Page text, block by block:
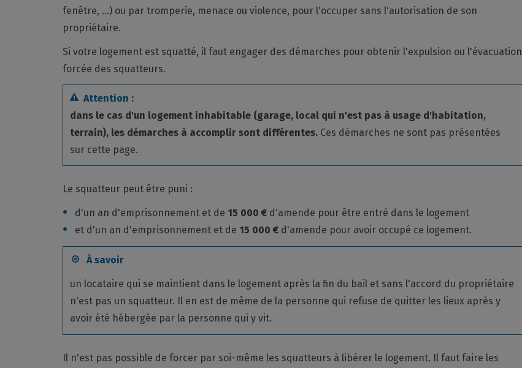
fenêtre, ...) ou par tromperie, menace ou violence, pour l'occuper sans l'autorisation de son
propriétaire.
Si votre logement est squatté, il faut engager des démarches pour obtenir l'expulsion ou l'évacuation
forcée des squatteurs.
Attention :
dans le cas d'un logement inhabitable (garage, local qui n'est pas à usage d'habitation,
terrain), les démarches à accomplir sont différentes. Ces démarches ne sont pas présentées
sur cette page.
Le squatteur peut être puni :
d'un an d'emprisonnement et de 15 000 € d'amende pour être entré dans le logement
et d'un an d'emprisonnement et de 15 000 € d'amende pour avoir occupé ce logement.
À savoir
un locataire qui se maintient dans le logement après la fin du bail et sans l'accord du propriétaire
n'est pas un squatteur. Il en est de même de la personne qui refuse de quitter les lieux après y
avoir été hébergée par la personne qui y vit.
Il n'est pas possible de forcer par soi-même les squatteurs à libérer le logement. Il faut faire les